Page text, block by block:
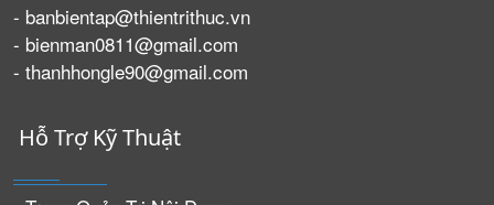
- banbientap@thientrithuc.vn
- bienman0811@gmail.com
- thanhhongle90@gmail.com
Hỗ Trợ Kỹ Thuật